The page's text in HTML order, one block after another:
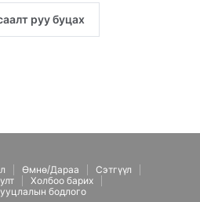
руу буцах
Өмнө/Дараа
Сэтгүүл
Холбоо барих
бодлого